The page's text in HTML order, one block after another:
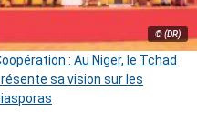
© (DR)
: Au Niger, le Tchad
sa vision sur les